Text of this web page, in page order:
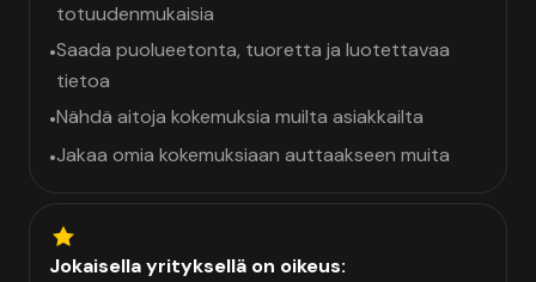
totuudenmukaisia
•Saada puolueetonta, tuoretta ja luotettavaa
tietoa
•Nähdä aitoja kokemuksia muilta asiakkailta
•Jakaa omia kokemuksiaan auttaakseen muita
Jokaisella yrityksellä on oikeus: